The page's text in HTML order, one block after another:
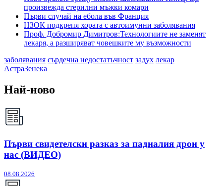
произвежда стерилни мъжки комари
Първи случай на ебола във Франция
НЗОК подкрепя хората с автоимунни заболявания
Проф. Добромир Димитров:Технологиите не заменят
лекаря, а разширяват човешките му възможности
заболявания сърдечна недостатъчност задух лекар
АстраЗенека
Най-ново
Първи свидетелски разказ за падналия дрон у
нас (ВИДЕО)
08.08.2026